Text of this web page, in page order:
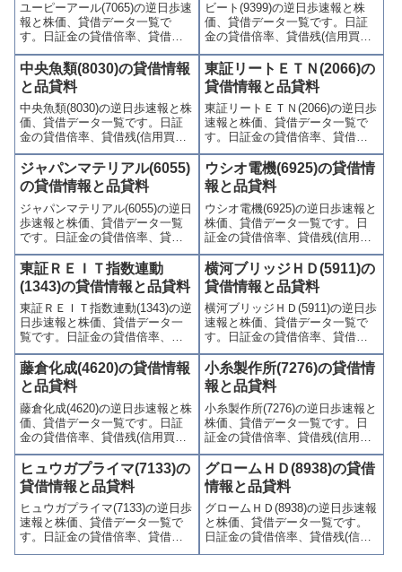
ユーピーアール(7065)の逆日歩速
報と株価、貸借データ一覧で
す。日証金の貸借倍率、貸借残
(信用買残、信用売残)、品貸料
(逆日歩)、東証の週末残高、規制
(注意喚起・申込停止)など、空売
り関連情報を集計し、図解でわ
かりやすくまとめて掲載してい
ます。
ビート(9399)の逆日歩速報と株
価、貸借データ一覧です。日証
金の貸借倍率、貸借残(信用買
残、信用売残)、品貸料(逆日
歩)、東証の週末残高、規制(注意
喚起・申込停止)など、空売り関
連情報を集計し、図解でわかり
やすくまとめて掲載していま
す。
中央魚類(8030)の貸借情報
と品貸料
中央魚類(8030)の逆日歩速報と株
価、貸借データ一覧です。日証
金の貸借倍率、貸借残(信用買
残、信用売残)、品貸料(逆日
歩)、東証の週末残高、規制(注意
喚起・申込停止)など、空売り関
連情報を集計し、図解でわかり
やすくまとめて掲載していま
す。
東証リートＥＴＮ(2066)の
貸借情報と品貸料
東証リートＥＴＮ(2066)の逆日歩
速報と株価、貸借データ一覧で
す。日証金の貸借倍率、貸借残
(信用買残、信用売残)、品貸料
(逆日歩)、東証の週末残高、規制
(注意喚起・申込停止)など、空売
り関連情報を集計し、図解でわ
かりやすくまとめて掲載してい
ます。
ジャパンマテリアル(6055)
の貸借情報と品貸料
ジャパンマテリアル(6055)の逆日
歩速報と株価、貸借データ一覧
です。日証金の貸借倍率、貸借
残(信用買残、信用売残)、品貸料
(逆日歩)、東証の週末残高、規制
(注意喚起・申込停止)など、空売
り関連情報を集計し、図解でわ
かりやすくまとめて掲載してい
ます。
ウシオ電機(6925)の貸借情
報と品貸料
ウシオ電機(6925)の逆日歩速報と
株価、貸借データ一覧です。日
証金の貸借倍率、貸借残(信用買
残、信用売残)、品貸料(逆日
歩)、東証の週末残高、規制(注意
喚起・申込停止)など、空売り関
連情報を集計し、図解でわかり
やすくまとめて掲載していま
す。
東証ＲＥＩＴ指数連動
(1343)の貸借情報と品貸料
東証ＲＥＩＴ指数連動(1343)の逆
日歩速報と株価、貸借データ一
覧です。日証金の貸借倍率、貸
借残(信用買残、信用売残)、品貸
料(逆日歩)、東証の週末残高、規
制(注意喚起・申込停止)など、空
売り関連情報を集計し、図解で
わかりやすくまとめて掲載して
います。
横河ブリッジＨＤ(5911)の
貸借情報と品貸料
横河ブリッジＨＤ(5911)の逆日歩
速報と株価、貸借データ一覧で
す。日証金の貸借倍率、貸借残
(信用買残、信用売残)、品貸料
(逆日歩)、東証の週末残高、規制
(注意喚起・申込停止)など、空売
り関連情報を集計し、図解でわ
かりやすくまとめて掲載してい
ます。
藤倉化成(4620)の貸借情報
と品貸料
藤倉化成(4620)の逆日歩速報と株
価、貸借データ一覧です。日証
金の貸借倍率、貸借残(信用買
残、信用売残)、品貸料(逆日
歩)、東証の週末残高、規制(注意
喚起・申込停止)など、空売り関
連情報を集計し、図解でわかり
やすくまとめて掲載していま
す。
小糸製作所(7276)の貸借情
報と品貸料
小糸製作所(7276)の逆日歩速報と
株価、貸借データ一覧です。日
証金の貸借倍率、貸借残(信用買
残、信用売残)、品貸料(逆日
歩)、東証の週末残高、規制(注意
喚起・申込停止)など、空売り関
連情報を集計し、図解でわかり
やすくまとめて掲載していま
す。
ヒュウガプライマ(7133)の
貸借情報と品貸料
ヒュウガプライマ(7133)の逆日歩
速報と株価、貸借データ一覧で
す。日証金の貸借倍率、貸借残
(信用買残、信用売残)、品貸料
グロームＨＤ(8938)の貸借
情報と品貸料
グロームＨＤ(8938)の逆日歩速報
と株価、貸借データ一覧です。
日証金の貸借倍率、貸借残(信用
買残、信用売残)、品貸料(逆日